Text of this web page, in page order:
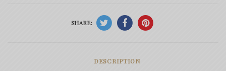
SHARE:
DESCRIPTION